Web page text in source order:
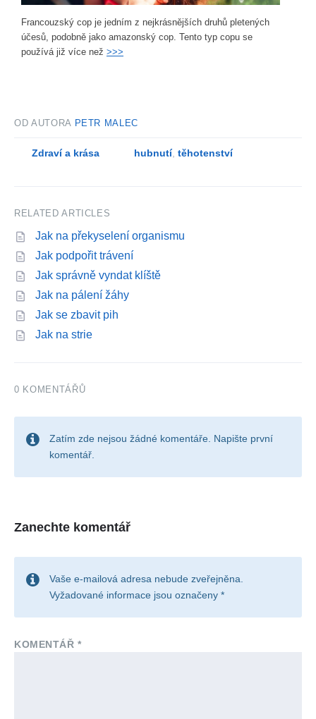
Francouzský cop je jedním z nejkrásnějších druhů pletených
účesů, podobně jako amazonský cop. Tento typ copu se
používá již více než >>>
OD AUTORA PETR MALEC
Zdraví a krása hubnutí, těhotenství
RELATED ARTICLES
Jak na překyselení organismu
Jak podpořit trávení
Jak správně vyndat klíště
Jak na pálení žáhy
Jak se zbavit pih
Jak na strie
0 KOMENTÁŘŮ
Zatím zde nejsou žádné komentáře. Napište první
komentář.
Zanechte komentář
Vaše e-mailová adresa nebude zveřejněna.
Vyžadované informace jsou označeny *
KOMENTÁŘ*